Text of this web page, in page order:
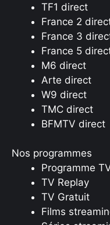
TF1 direct
France 2
France 3
France 5
M6 direct
Arte direct
W9 direct
TMC direct
BFMTV direct
Nos programmes
Programme
TV Replay
TV Gratuit
Films